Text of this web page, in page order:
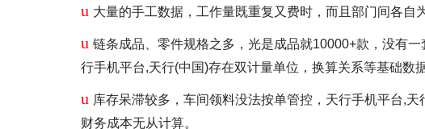
u 大量的手工数据，工作量既重复又费时，而且部门间各自
u 链条成品、零件规格之多，光是成品就10000+款，没有
行手机平台,天行(中国)存在双计量单位，换算关系等基础数
u 库存呆滞较多，车间领料没法按单管控，天行手机平台,
财务成本无从计算。